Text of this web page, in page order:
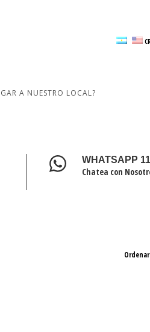
A NUESTRO LOCAL?
WHATSAPP
Chatea con